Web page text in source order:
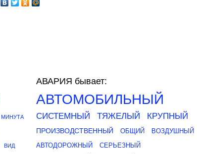
МИНУТА
ВИД
АВАРИЯ бывает:
АВТОМОБИЛЬНЫЙ
СИСТЕМНЫЙ ТЯЖЕЛЫЙ КРУПНЫЙ
ПРОИЗВОДСТВЕННЫЙ ОБЩИЙ
ВОЗДУШНЫЙ
АВТОДОРОЖНЫЙ
СЕРЬЕЗНЫЙ